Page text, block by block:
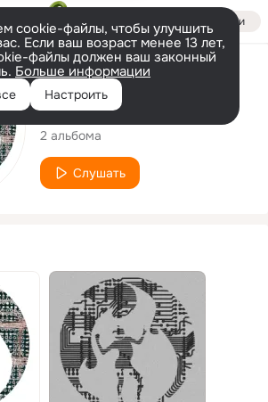
Войти
cookie-файлы, чтобы улучшить
Если ваш возраст менее 13 лет,
файлы должен ваш законный
Больше информации
Настроить
Исполнитель
Das echt Andere
2 альбома
Слушать